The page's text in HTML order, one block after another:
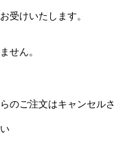
受けいたします。
せん。
のご注文はキャンセルさ